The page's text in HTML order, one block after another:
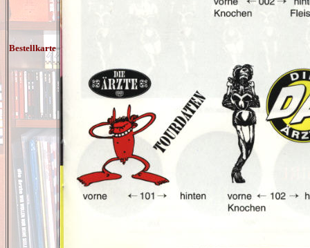
Bestellkarte